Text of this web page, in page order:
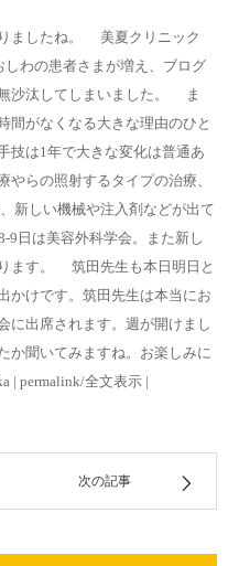
りましたね。 美夏クリニック
しわの患者さまが増え、ブログ
沙汰してしまいました。 ま
間がなくなる大きな理由のひと
技は1年で大きな変化は普通あ
やらの照射するタイプの治療、
新しい機械や注入剤などが出て
9日は美容外科学会。また新し
ます。 筑田先生も本日明日と
かけです。筑田先生は本当にお
に出席されます。週が開けまし
か聞いてみますね。お楽しみに
| permalink/全文表示 |
次の記事